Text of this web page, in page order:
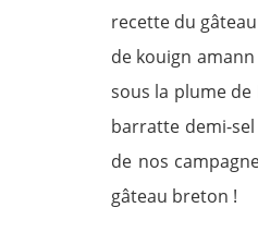
recette du
de kouign
sous la plume de
barratte demi-
de nos
gâteau breton !